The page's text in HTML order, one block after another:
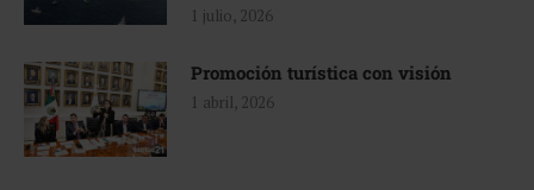
1 julio, 2026
Promoción turística con visión
1 abril, 2026